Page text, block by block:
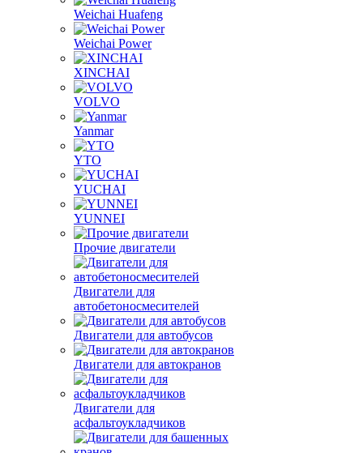
Weichai Huafeng
Weichai Power
XINCHAI
VOLVO
Yanmar
YTO
YUCHAI
YUNNEI
Прочие двигатели
Двигатели для
автобетоносмесителей
Двигатели для автобусов
Двигатели для автокранов
Двигатели для
асфальтоукладчиков